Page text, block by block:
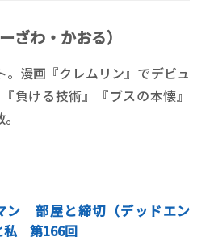
ざわ・かおる）
。漫画『クレムリン』でデビュ
負ける技術』『ブスの本懐』
ン 部屋と締切（デッドエン
私 第166回